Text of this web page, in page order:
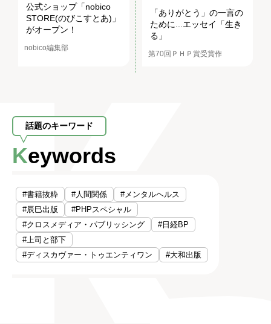
公式ショップ「nobico
STORE(のびこすとあ)」
がオープン！
nobico編集部
「ありがとう」の一言の
ために...エッセイ「生き
る」
第70回ＰＨＰ賞受賞作
話題のキーワード
Keywords
#書籍抜粋 #人間関係
#メンタルヘルス
#辰巳出版
#PHPスペシャル
#クロスメディア・パブリッシング
#日経BP
#上司と部下
#ディスカヴァー・トゥエンティワン
#大和出版